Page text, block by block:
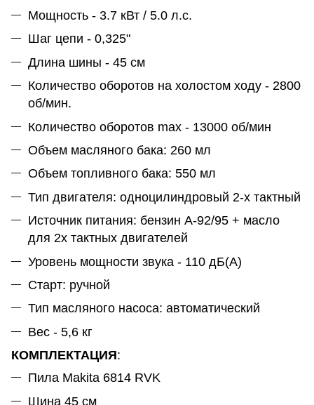
Мощность - 3.7 кВт / 5.0 л.с.
Шаг цепи - 0,325"
Длина шины - 45 см
Количество оборотов на холостом ходу - 2800
об/мин.
Количество оборотов max - 13000 об/мин
Объем масляного бака: 260 мл
Объем топливного бака: 550 мл
Тип двигателя: одноцилиндровый 2-х тактный
Источник питания: бензин А-92/95 + масло
для 2х тактных двигателей
Уровень мощности звука - 110 дБ(А)
Старт: ручной
Тип масляного насоса: автоматический
Вес - 5,6 кг
КОМПЛЕКТАЦИЯ:
Пила Makita 6814 RVK
Шина 45 см